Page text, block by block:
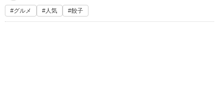
グルメ 人気 餃子